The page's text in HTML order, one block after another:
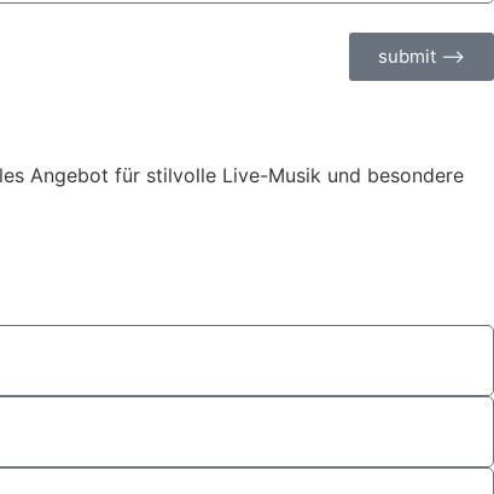
submit ⟶
Angebot für stilvolle Live-Musik und besondere